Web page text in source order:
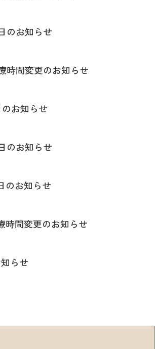
のお知らせ
時間変更のお知らせ
お知らせ
のお知らせ
のお知らせ
時間変更のお知らせ
らせ